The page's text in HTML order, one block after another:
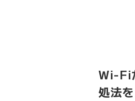
Wi-Fi
処法